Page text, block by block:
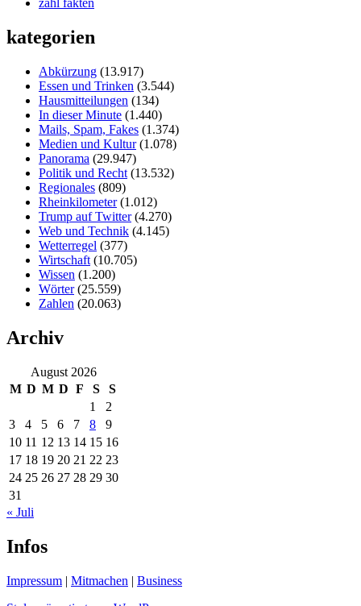
zahl fakten
kategorien
Abkürzung (13.917)
Essen und Trinken (3.544)
Hausmitteilungen (134)
In dieser Minute (1.440)
Mails, Spam, Fakes (1.374)
Medien und Kultur(1.078)
Panorama (29.947)
Politik und Recht (13.532)
Regionales (809)
Rheinkilometer(1.012)
Trump auf Twitter(4.270)
Web und Technik (4.145)
Wetterregel (377)
Wirtschaft (10.705)
Wissen (1.200)
Wörter(25.559)
Zahlen (20.063)
Archiv
August 2026
M D M D F S
S
1
2
3
4 5 6 7 8
9
10 11 12 13 14 15 16
17 18 19 20 21 22 23
24 25 26 27 28 29 30
31
« Juli
Infos
Impressum | Mitmachen | Business